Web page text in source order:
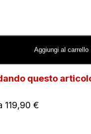
Aggiungi al carrello
questo
119,90 €